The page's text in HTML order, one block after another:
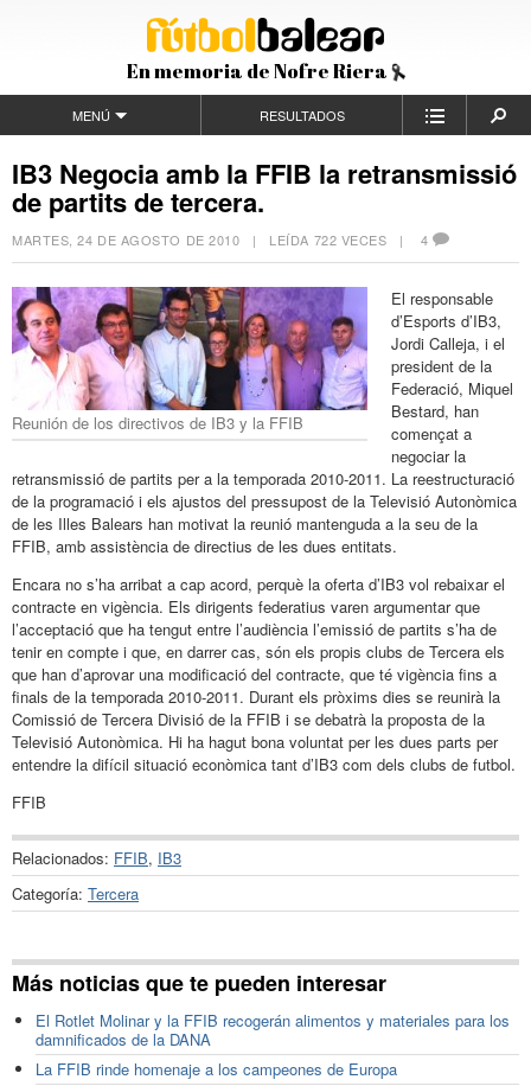
En memoria de Nofre Riera
MENÚ RESULTADOS
IB3 Negocia amb la FFIB la retransmissió
de partits de tercera.
MARTES, 24 DE AGOSTO DE 2010 | LEÍDA 722 VECES | 4
Reunión de los directivos de IB3 y la FFIB
El responsable
d’Esports d’IB3,
Jordi Calleja, i el
president de la
Federació, Miquel
Bestard, han
començat a
negociar la
retransmissió de partits per a la temporada 2010-2011. La reestructuració
de la programació i els ajustos del pressupost de la Televisió Autonòmica
de les Illes Balears han motivat la reunió mantenguda a la seu de la
FFIB, amb assistència de directius de les dues entitats.
Encara no s’ha arribat a cap acord, perquè la oferta d’IB3 vol rebaixar el
contracte en vigència. Els dirigents federatius varen argumentar que
l’acceptació que ha tengut entre l’audiència l’emissió de partits s’ha de
tenir en compte i que, en darrer cas, són els propis clubs de Tercera els
que han d’aprovar una modificació del contracte, que té vigència fins a
finals de la temporada 2010-2011. Durant els pròxims dies se reunirà la
Comissió de Tercera Divisió de la FFIB i se debatrà la proposta de la
Televisió Autonòmica. Hi ha hagut bona voluntat per les dues parts per
entendre la difícil situació econòmica tant d’IB3 com dels clubs de futbol.
FFIB
Relacionados: FFIB, IB3
Categoría: Tercera
Más noticias que te pueden interesar
El Rotlet Molinar y la FFIB recogerán alimentos y materiales para los
damnificados de la DANA
La FFIB rinde homenaje a los campeones de Europa